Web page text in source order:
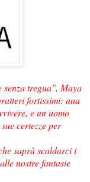
senza tregua", Maya
fortissimi: una
e un uomo
certezze per
saprà scaldarci i
nostre fantasie